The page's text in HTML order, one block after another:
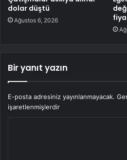
dolar düştü
Ağustos 6, 2026
Bir yanıt yazın
E-posta adresiniz yayınlanmayacak.
işaretlenmişlerdir